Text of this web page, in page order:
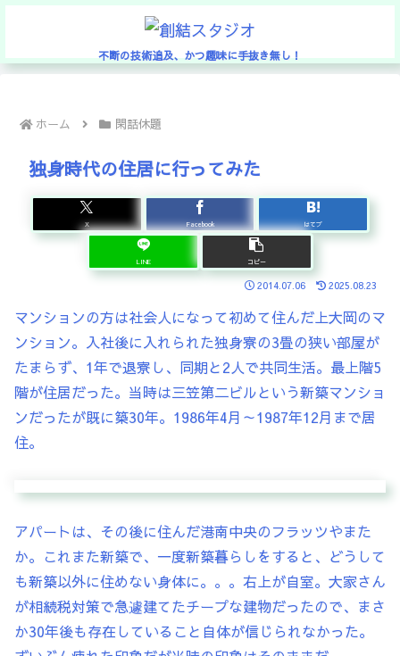
不断の技術追及、かつ趣味に手抜き無し！
ホーム 閑話休題
独身時代の住居に行ってみた
X Facebook はてブ
LINE コピー
2014.07.06 2025.08.23
マンションの方は社会人になって初めて住んだ上大岡のマ
ンション。入社後に入れられた独身寮の3畳の狭い部屋が
たまらず、1年で退寮し、同期と2人で共同生活。最上階5
階が住居だった。当時は三笠第二ビルという新築マンショ
ンだったが既に築30年。1986年4月～1987年12月まで居
住。
アパートは、その後に住んだ港南中央のフラッツやまた
か。これまた新築で、一度新築暮らしをすると、どうして
も新築以外に住めない身体に。。。右上が自室。大家さん
が相続税対策で急遽建てたチープな建物だったので、まさ
か30年後も存在していること自体が信じられなかった。